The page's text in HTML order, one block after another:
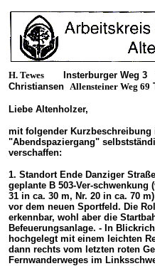
H. Tewes Insterburger Weg 3
Christiansen Allensteiner Weg 69
Liebe Altenholzer,
mit folgender
"Abendspaziergang"
verschaffen:
1. Standort Ende Danziger
geplante B 503-Ver-
31 in ca. 30 m, Nr. 20 in ca. 70
vor dem neuen Sportfeld. Die
erkennbar, wohl aber die
Befeuerungsanlage. - In
hochgelegt mit einem leichten
dann rechts vom letzten roten
Fernwanderweges im